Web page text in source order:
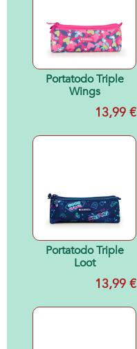
Portatodo Triple
Wings
13,99 €
Portatodo Triple
Loot
13,99 €